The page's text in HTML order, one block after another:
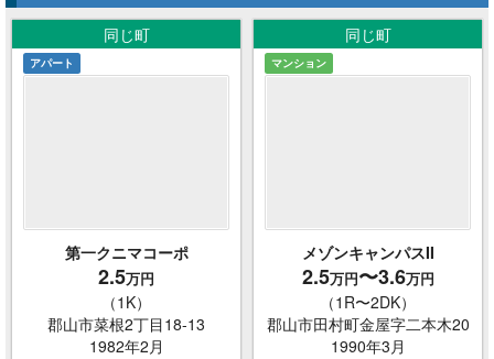
同じ町
アパート
第一クニマコーポ
2.5万円
（1K）
郡山市菜根2丁目18-13
1982年2月
同じ町
マンション
メゾンキャンパスII
2.5万円〜3.6万円
（1R〜2DK）
郡山市田村町金屋字二本木20
1990年3月